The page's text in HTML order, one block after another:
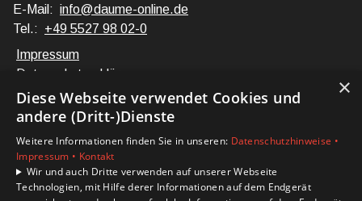
E-Mail: info@daume-online.de
Tel.: +49 5527 98 02-0
Impressum
Datenschutzerklärung
Barrierefreiheitserklärung
Privatkunden
Karriere
Unternehmen
×
Diese Webseite verwendet Cookies und
andere (Dritt-)Dienste
Weitere Informationen finden Sie in unseren: Datenschutzhinweise •
Impressum • Kontakt
Wir und auch Dritte verwenden auf unserer Webseite
Technologien, mit Hilfe derer Informationen auf dem Endgerät